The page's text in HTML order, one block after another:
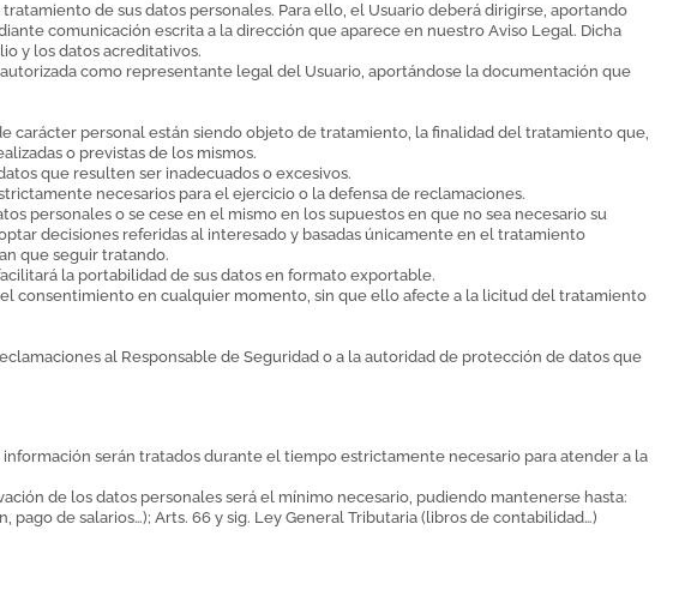
de sus datos personales. Para ello, el Usuario deberá dirigirse, aportando
comunicación escrita a la dirección que aparece en nuestro Aviso Legal. Dicha
y los datos acreditativos.
como representante legal del Usuario, aportándose la documentación que
carácter personal están siendo objeto de tratamiento, la finalidad del tratamiento que,
o previstas de los mismos.
que resulten ser inadecuados o excesivos.
necesarios para el ejercicio o la defensa de reclamaciones.
personales o se cese en el mismo en los supuestos en que no sea necesario su
decisiones referidas al interesado y basadas únicamente en el tratamiento
que seguir tratando.
la portabilidad de sus datos en formato exportable.
consentimiento en cualquier momento, sin que ello afecte a la licitud del tratamiento
al Responsable de Seguridad o a la autoridad de protección de datos que
serán tratados durante el tiempo estrictamente necesario para atender a la
de los datos personales será el mínimo necesario, pudiendo mantenerse hasta:
de salarios…); Arts. 66 y sig. Ley General Tributaria (libros de contabilidad…)